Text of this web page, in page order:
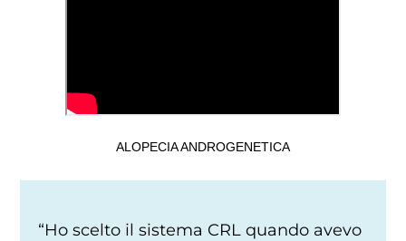
ALOPECIA ANDROGENETICA
“Ho scelto il sistema CRL quando avevo